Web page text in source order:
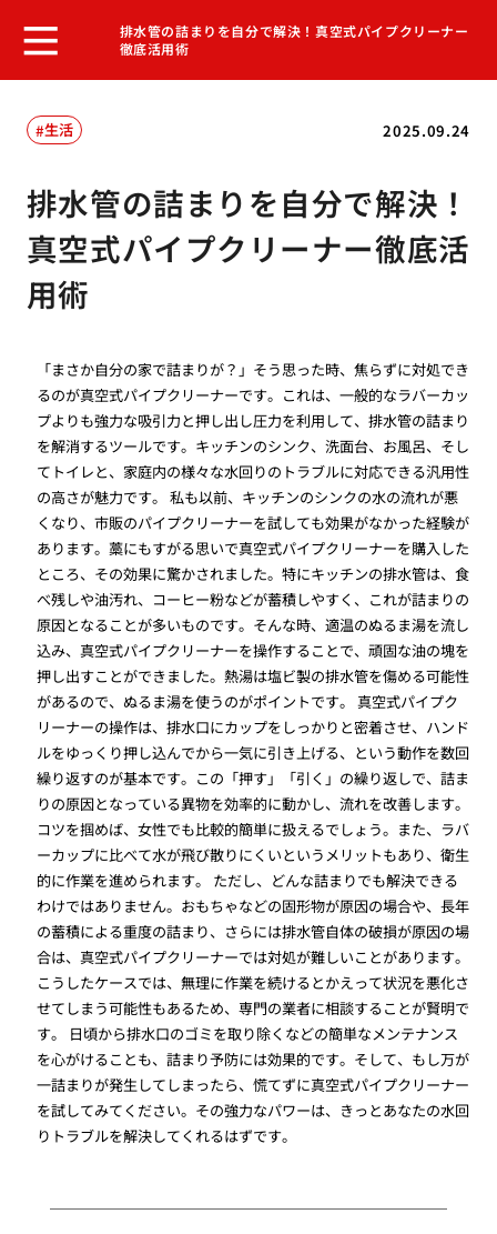
排水管の詰まりを自分で解決！真空式パイプクリーナー
徹底活用術
2025.09.24
生活
排水管の詰まりを自分で解決！
真空式パイプクリーナー徹底活
用術
「まさか自分の家で詰まりが？」そう思った時、焦らずに対処でき
るのが真空式パイプクリーナーです。これは、一般的なラバーカッ
プよりも強力な吸引力と押し出し圧力を利用して、排水管の詰まり
を解消するツールです。キッチンのシンク、洗面台、お風呂、そし
てトイレと、家庭内の様々な水回りのトラブルに対応できる汎用性
の高さが魅力です。 私も以前、キッチンのシンクの水の流れが悪
くなり、市販のパイプクリーナーを試しても効果がなかった経験が
あります。藁にもすがる思いで真空式パイプクリーナーを購入した
ところ、その効果に驚かされました。特にキッチンの排水管は、食
べ残しや油汚れ、コーヒー粉などが蓄積しやすく、これが詰まりの
原因となることが多いものです。そんな時、適温のぬるま湯を流し
込み、真空式パイプクリーナーを操作することで、頑固な油の塊を
押し出すことができました。熱湯は塩ビ製の排水管を傷める可能性
があるので、ぬるま湯を使うのがポイントです。 真空式パイプク
リーナーの操作は、排水口にカップをしっかりと密着させ、ハンド
ルをゆっくり押し込んでから一気に引き上げる、という動作を数回
繰り返すのが基本です。この「押す」「引く」の繰り返しで、詰ま
りの原因となっている異物を効率的に動かし、流れを改善します。
コツを掴めば、女性でも比較的簡単に扱えるでしょう。また、ラバ
ーカップに比べて水が飛び散りにくいというメリットもあり、衛生
的に作業を進められます。 ただし、どんな詰まりでも解決できる
わけではありません。おもちゃなどの固形物が原因の場合や、長年
の蓄積による重度の詰まり、さらには排水管自体の破損が原因の場
合は、真空式パイプクリーナーでは対処が難しいことがあります。
こうしたケースでは、無理に作業を続けるとかえって状況を悪化さ
せてしまう可能性もあるため、専門の業者に相談することが賢明で
す。 日頃から排水口のゴミを取り除くなどの簡単なメンテナンス
を心がけることも、詰まり予防には効果的です。そして、もし万が
一詰まりが発生してしまったら、慌てずに真空式パイプクリーナー
を試してみてください。その強力なパワーは、きっとあなたの水回
りトラブルを解決してくれるはずです。